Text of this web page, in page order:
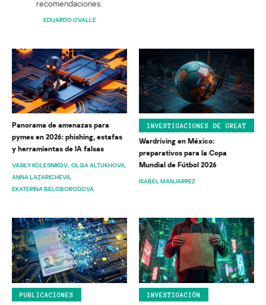
recomendaciones.
EDUARDO OVALLE
Panorama de amenazas para
pymes en 2026: phishing, estafas
y herramientas de IA falsas
VASILY KOLESNIKOV OLGA ALTUKHOVA
ANNA LAZARICHEVA
EKATERINA BELOBORODOVA
INVESTIGACIONES DE GREAT
Wardriving en México:
preparativos para la Copa
Mundial de Fútbol 2026
ISABEL MANJARREZ
PUBLICACIONES INVESTIGACIÓN